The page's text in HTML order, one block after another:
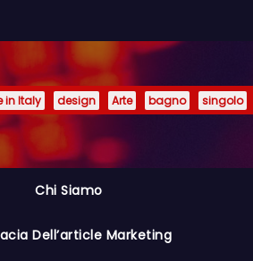
in Italy design Arte bagno singolo
Chi Siamo
Dell’article Marketing